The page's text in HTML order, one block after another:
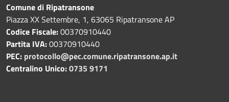
Comune di Ripatransone
Piazza XX Settembre, 1, 63065 Ripatransone AP
Codice Fiscale:00370910440
Partita IVA:00370910440
PEC: protocollo@pec.comune.ripatransone.ap.it
Centralino Unico:0735 9171